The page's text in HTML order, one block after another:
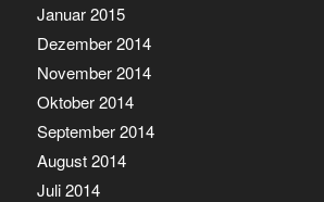
Januar 2015
Dezember 2014
November 2014
Oktober 2014
September 2014
August 2014
Juli 2014